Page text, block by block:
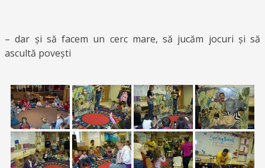
– dar și să facem un cerc mare, să jucăm jocuri și să
ascultă povești